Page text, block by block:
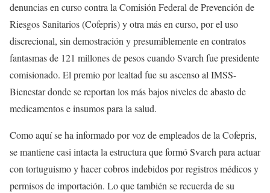
denuncias en curso contra la Comisión Federal de Prevención de
Riesgos Sanitarios (Cofepris) y otra más en curso, por el uso
discrecional, sin demostración y presumiblemente en contratos
fantasmas de 121 millones de pesos cuando Svarch fue presidente
comisionado. El premio por lealtad fue su ascenso al IMSS-
Bienestar donde se reportan los más bajos niveles de abasto de
medicamentos e insumos para la salud.
Como aquí se ha informado por voz de empleados de la Cofepris,
se mantiene casi intacta la estructura que formó Svarch para actuar
con tortuguismo y hacer cobros indebidos por registros médicos y
permisos de importación. Lo que también se recuerda de su